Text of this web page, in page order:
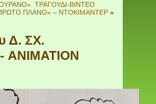
ΤΡΑΓΟΥΔΙ-ΒΙΝΤΕΟ
ΠΛΑΝΟ» – ΝΤΟΚΙΜΑΝΤΕΡ »
Δ. ΣΧ.